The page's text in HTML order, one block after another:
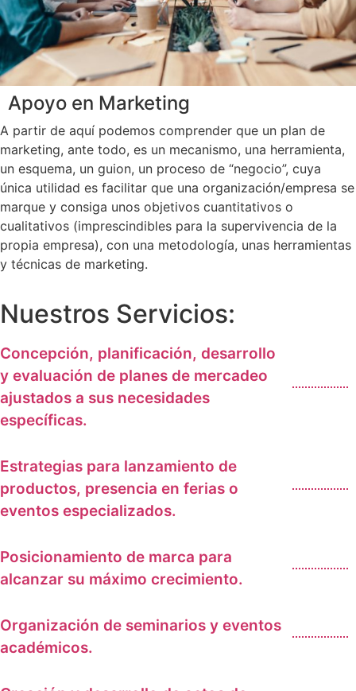
Apoyo en Marketing
A partir de aquí podemos comprender que un plan de
marketing, ante todo, es un mecanismo, una herramienta,
un esquema, un guion, un proceso de “negocio”, cuya
única utilidad es facilitar que una organización/empresa se
marque y consiga unos objetivos cuantitativos o
cualitativos (imprescindibles para la supervivencia de la
propia empresa), con una metodología, unas herramientas
y técnicas de marketing.
Nuestros Servicios:
Concepción, planificación, desarrollo
y evaluación de planes de mercadeo
ajustados a sus necesidades
específicas.
Estrategias para lanzamiento de
productos, presencia en ferias o
eventos especializados.
Posicionamiento de marca para
alcanzar su máximo crecimiento.
Organización de seminarios y eventos
académicos.